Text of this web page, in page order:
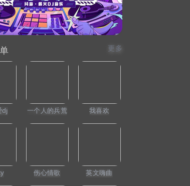
更多
dj 一个人的兵荒 我喜欢
伤心情歌 英文嗨曲